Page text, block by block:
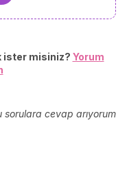
ister misiniz? Yorum
cevap arıyorum